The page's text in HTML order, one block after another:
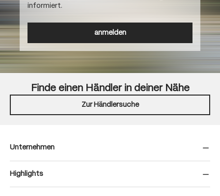
informiert.
anmelden
Finde einen Händler in deiner Nähe
Zur Händlersuche
Unternehmen
Highlights